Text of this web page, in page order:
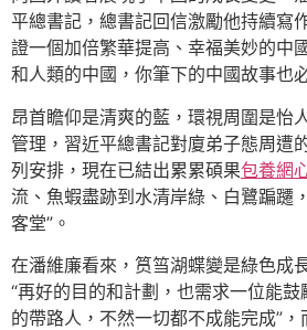
平總書記，總書記回信激勵他持續寫
證一個加倍繁華提高、幸福美妙的中
和人類的中國，你筆下的中國故事也
昂首瞻仰是清爽的藍，環視周圍是怡
管理，習近平總書記對廈弟子態周遭
列安排，現在已結出累累碩果包養網
流、魚蝦盡跡到水清岸綠、白鷺蹁躚
客堂”。
在潘維廉看來，筼筜湖蝶變是綠色成
“再好的目的和計劃，也需求一位能
的帶路人，不然一切都不成能完成”